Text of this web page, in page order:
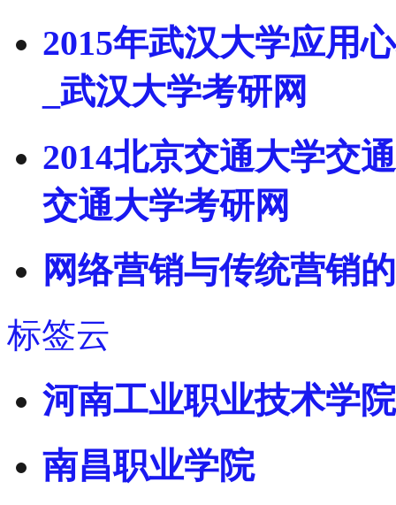
2015年武汉大学应用
_武汉大学考研网
2014北京交通大学交
交通大学考研网
网络营销与传统营销
标签云
河南工业职业技术学院
南昌职业学院